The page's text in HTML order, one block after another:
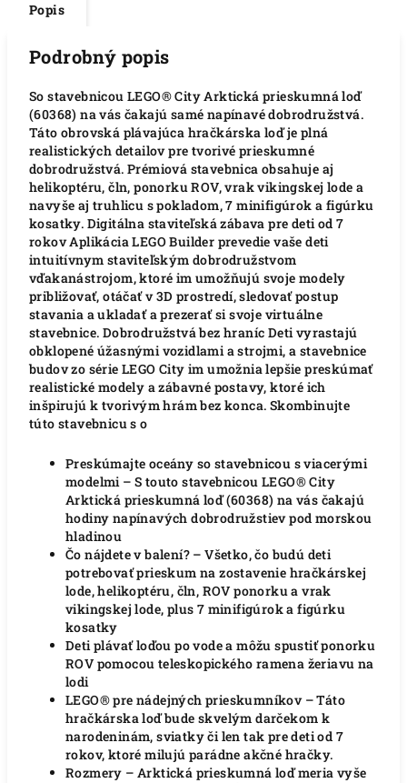
Popis
Podrobný popis
So stavebnicou LEGO® City Arktická prieskumná loď
(60368) na vás čakajú samé napínavé dobrodružstvá.
Táto obrovská plávajúca hračkárska loď je plná
realistických detailov pre tvorivé prieskumné
dobrodružstvá. Prémiová stavebnica obsahuje aj
helikoptéru, čln, ponorku ROV, vrak vikingskej lode a
navyše aj truhlicu s pokladom, 7 minifigúrok a figúrku
kosatky. Digitálna staviteľská zábava pre deti od 7
rokov Aplikácia LEGO Builder prevedie vaše deti
intuitívnym staviteľským dobrodružstvom
vďakanástrojom, ktoré im umožňujú svoje modely
približovať, otáčať v 3D prostredí, sledovať postup
stavania a ukladať a prezerať si svoje virtuálne
stavebnice. Dobrodružstvá bez hraníc Deti vyrastajú
obklopené úžasnými vozidlami a strojmi, a stavebnice
budov zo série LEGO City im umožnia lepšie preskúmať
realistické modely a zábavné postavy, ktoré ich
inšpirujú k tvorivým hrám bez konca. Skombinujte
túto stavebnicu s o
Preskúmajte oceány so stavebnicou s viacerými
modelmi – S touto stavebnicou LEGO® City
Arktická prieskumná loď (60368) na vás čakajú
hodiny napínavých dobrodružstiev pod morskou
hladinou
Čo nájdete v balení? – Všetko, čo budú deti
potrebovať prieskum na zostavenie hračkárskej
lode, helikoptéru, čln, ROV ponorku a vrak
vikingskej lode, plus 7 minifigúrok a figúrku
kosatky
Deti plávať loďou po vode a môžu spustiť ponorku
ROV pomocou teleskopického ramena žeriavu na
lodi
LEGO® pre nádejných prieskumníkov – Táto
hračkárska loď bude skvelým darčekom k
narodeninám, sviatky či len tak pre deti od 7
rokov, ktoré milujú parádne akčné hračky.
Rozmery – Arktická prieskumná loď meria vyše